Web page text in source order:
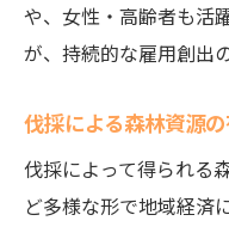
や、女性・高齢者も活
が、持続的な雇用創出
伐採による森林資源
伐採によって得られる
ど多様な形で地域経済